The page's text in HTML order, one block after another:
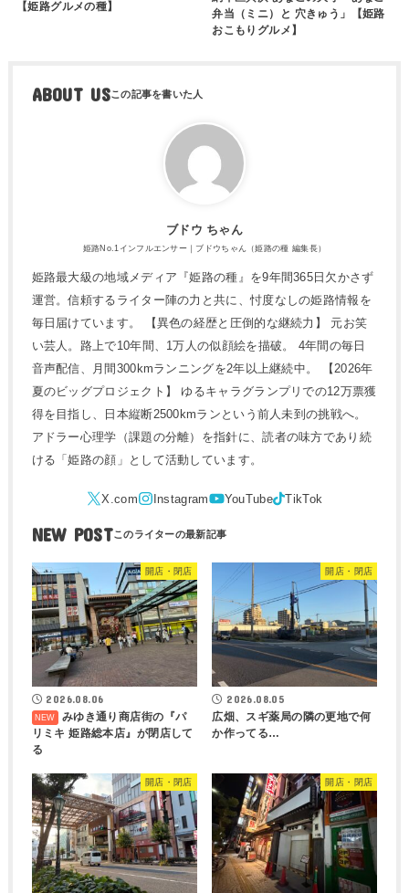
【姫路グルメの種】
弁当（ミニ）と 穴きゅう」【姫路
おこもりグルメ】
ABOUT US
ブドウ ちゃん
姫路No.1インフルエンサー｜ブドウちゃん（姫路の種 編集長）
姫路最大級の地域メディア『姫路の種』を9年間365日欠かさず
運営。信頼するライター陣の力と共に、忖度なしの姫路情報を
毎日届けています。 【異色の経歴と圧倒的な継続力】 元お笑
い芸人。路上で10年間、1万人の似顔絵を描破。 4年間の毎日
音声配信、月間300kmランニングを2年以上継続中。 【2026年
夏のビッグプロジェクト】 ゆるキャラグランプリでの12万票獲
得を目指し、日本縦断2500kmランという前人未到の挑戦へ。
アドラー心理学（課題の分離）を指針に、読者の味方であり続
ける「姫路の顔」として活動しています。
NEW POST
開店・閉店
2026.08.06
みゆき通り商店街の『パ
リミキ 姫路総本店』が閉店して
る
開店・閉店
2026.08.05
広畑、スギ薬局の隣の更地で何
か作ってる…
開店・閉店 開店・閉店